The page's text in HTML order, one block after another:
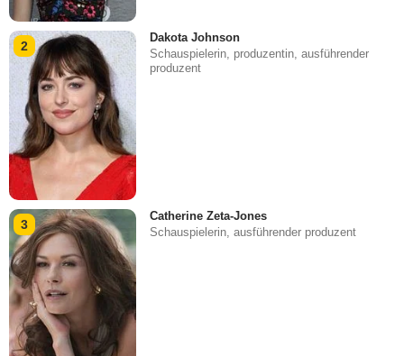
2
Dakota Johnson
Schauspielerin, produzentin, ausführender
produzent
3
Catherine Zeta-Jones
Schauspielerin, ausführender produzent